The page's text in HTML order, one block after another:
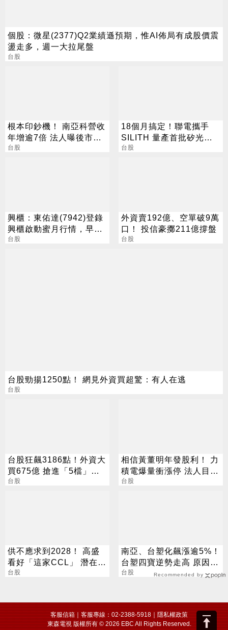
個股：微星(2377)Q2業績遜預期，惟AI佈局有成股價震
盪走多，週一大拉尾盤
台股
根本印鈔機！ 南亞科營收
年增逾7倍 法人曝後市觀
察4指標
台股
18個月搞定！聯電攜手
SILITH 量產首批矽光子
晶圓
台股
興櫃：東佑達(7942)登錄
興櫃啟動蜜月行情，早盤
一度大漲186%
台股
外資賣192億、空單破9萬
口！ 投信豪擲211億撐盤
台股
台股勁揚1250點！ 網見外資買超驚：有人在逃
台股
台股狂飆3186點！外資大
買675億 搶進「5檔」
ETF
台股
相信黃董明年發股利！ 力
積電爆量衝漲停 法人目標
價出爐
台股
供不應求到2028！ 高盛
看好「這家CCL」 潛在漲
幅171%
台股
南亞、台塑化飆漲逾5%！
台塑四寶逆勢走高 原因找
到了
台股 Recommended by
客服信箱｜客服專線：02-2388-5918｜隱私權政策
東森電視 版權所有 © 2026 EBC All Rights Reserved.